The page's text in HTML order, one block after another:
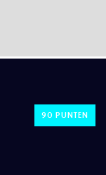
90 PUNTEN